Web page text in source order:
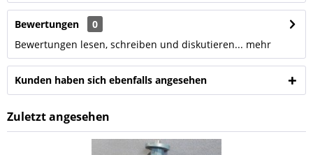
Bewertungen
0
Bewertungen lesen, schreiben und diskutieren... mehr
Kunden haben sich ebenfalls angesehen
Zuletzt angesehen